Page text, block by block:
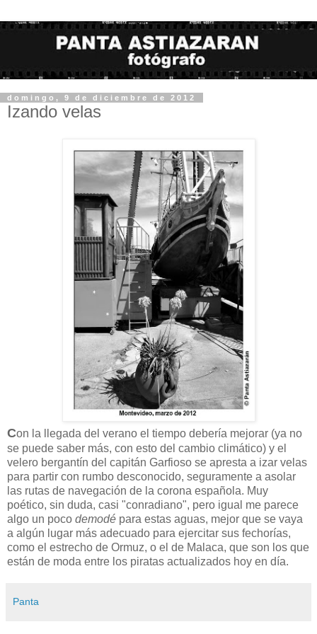
domingo, 9 de diciembre de 2012
Izando velas
Con la llegada del verano el tiempo debería mejorar (ya no
se puede saber más, con esto del cambio climático) y el
velero bergantín del capitán Garfioso se apresta a izar velas
para partir con rumbo desconocido, seguramente a asolar
las rutas de navegación de la corona española. Muy
poético, sin duda, casi "conradiano", pero igual me parece
algo un poco demodé para estas aguas, mejor que se vaya
a algún lugar más adecuado para ejercitar sus fechorías,
como el estrecho de Ormuz, o el de Malaca, que son los que
están de moda entre los piratas actualizados hoy en día.
Panta